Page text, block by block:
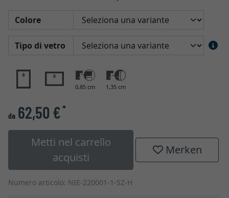
Colore
Tipo di vetro
0,85 cm 1,35 cm
da 62,50 €*
Metti nel carrello
acquisti
Merken
Numero articolo: NIE-220001-1-SZ-H